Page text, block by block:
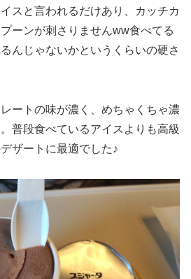
スと言われるだけあり、カッチカ
ーンが刺さりませんww食べてる
んじゃないかというくらいの硬さ
ートの味が濃く、めちゃくちゃ濃
普段食べているアイスよりも高級
ザートに最適でした♪